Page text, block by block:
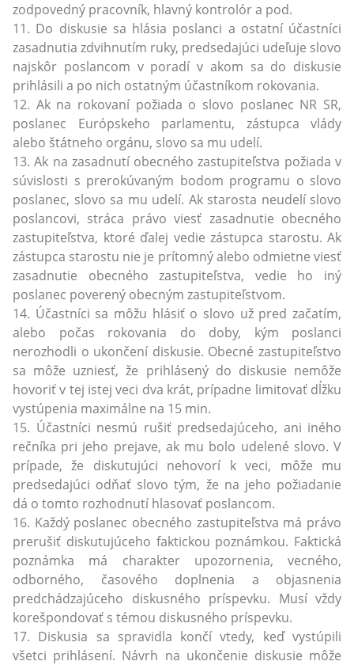
zodpovedný pracovník, hlavný kontrolór a pod.
11. Do diskusie sa hlásia poslanci a ostatní účastníci
zasadnutia zdvihnutím ruky, predsedajúci udeľuje slovo
najskôr poslancom v poradí v akom sa do diskusie
prihlásili a po nich ostatným účastníkom rokovania.
12. Ak na rokovaní požiada o slovo poslanec NR SR,
poslanec Európskeho parlamentu, zástupca vlády
alebo štátneho orgánu, slovo sa mu udelí.
13. Ak na zasadnutí obecného zastupiteľstva požiada v
súvislosti s prerokúvaným bodom programu o slovo
poslanec, slovo sa mu udelí. Ak starosta neudelí slovo
poslancovi, stráca právo viesť zasadnutie obecného
zastupiteľstva, ktoré ďalej vedie zástupca starostu. Ak
zástupca starostu nie je prítomný alebo odmietne viesť
zasadnutie obecného zastupiteľstva, vedie ho iný
poslanec poverený obecným zastupiteľstvom.
14. Účastníci sa môžu hlásiť o slovo už pred začatím,
alebo počas rokovania do doby, kým poslanci
nerozhodli o ukončení diskusie. Obecné zastupiteľstvo
sa môže uzniesť, že prihlásený do diskusie nemôže
hovoriť v tej istej veci dva krát, prípadne limitovať dĺžku
vystúpenia maximálne na 15 min.
15. Účastníci nesmú rušiť predsedajúceho, ani iného
rečníka pri jeho prejave, ak mu bolo udelené slovo. V
prípade, že diskutujúci nehovorí k veci, môže mu
predsedajúci odňať slovo tým, že na jeho požiadanie
dá o tomto rozhodnutí hlasovať poslancom.
16. Každý poslanec obecného zastupiteľstva má právo
prerušiť diskutujúceho faktickou poznámkou. Faktická
poznámka má charakter upozornenia, vecného,
odborného, časového doplnenia a objasnenia
predchádzajúceho diskusného príspevku. Musí vždy
korešpondovať s témou diskusného príspevku.
17. Diskusia sa spravidla končí vtedy, keď vystúpili
všetci prihlásení. Návrh na ukončenie diskusie môže